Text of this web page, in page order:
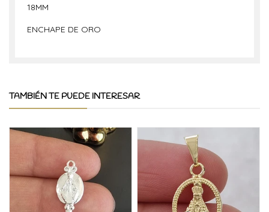
18MM
ENCHAPE DE ORO
TAMBIÉN TE PUEDE INTERESAR